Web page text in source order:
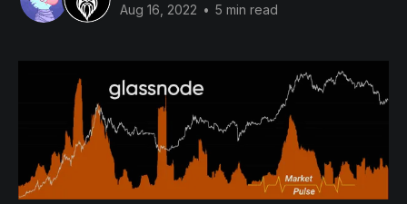
Aug 16, 2022 • 5 min read